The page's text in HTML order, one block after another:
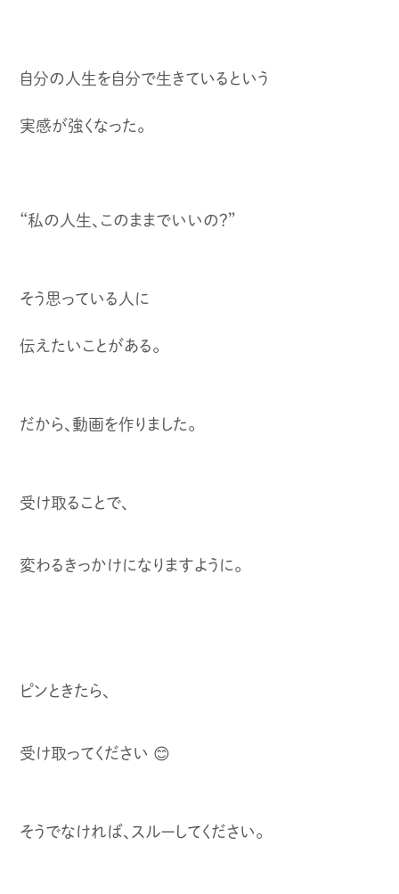
自分の人生を自分で生きているという
実感が強くなった。
“私の人生、このままでいいの？”
そう思っている人に
伝えたいことがある。
だから、動画を作りました。
受け取ることで、
変わるきっかけになりますように。
ピンときたら、
受け取ってください 😊
そうでなければ、スルーしてください。